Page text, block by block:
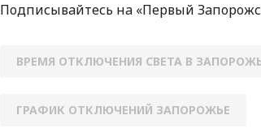
Пoдписывaйтесь нa «Первый
ВРЕМЯ ОТКЛЮЧЕНИЯ СВЕТА В
ГРАФИК ОТКЛЮЧЕНИЙ ЗАПОРОЖЬЕ